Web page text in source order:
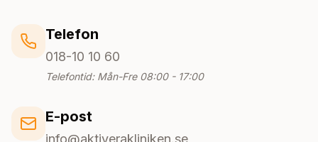
Telefon
018-10 10 60
Telefontid: Mån-Fre 08:00 - 17:00
E-post
info@aktiverakliniken.se